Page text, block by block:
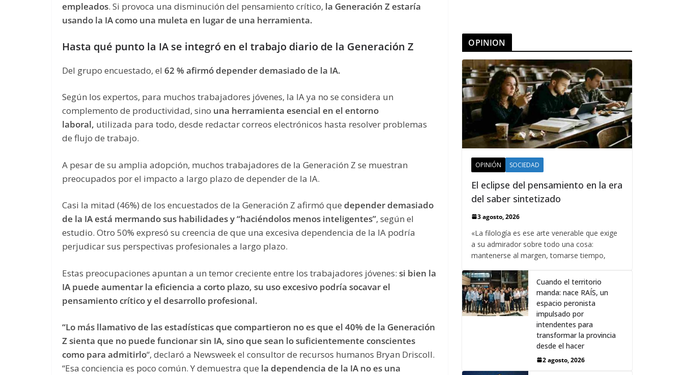
empleados. Si provoca una disminución del pensamiento crítico, la Generación Z estaría
usando la IA como una muleta en lugar de una herramienta.
Hasta qué punto la IA se integró en el trabajo diario de la Generación Z
Del grupo encuestado, el 62 % afirmó depender demasiado de la IA.
Según los expertos, para muchos trabajadores jóvenes, la IA ya no se considera un
complemento de productividad, sino una herramienta esencial en el entorno
laboral, utilizada para todo, desde redactar correos electrónicos hasta resolver problemas
de flujo de trabajo.
A pesar de su amplia adopción, muchos trabajadores de la Generación Z se muestran
preocupados por el impacto a largo plazo de depender de la IA.
Casi la mitad (46%) de los encuestados de la Generación Z afirmó que depender demasiado
de la IA está mermando sus habilidades y “haciéndolos menos inteligentes”, según el
estudio. Otro 50% expresó su creencia de que una excesiva dependencia de la IA podría
perjudicar sus perspectivas profesionales a largo plazo.
Estas preocupaciones apuntan a un temor creciente entre los trabajadores jóvenes: si bien la
IA puede aumentar la eficiencia a corto plazo, su uso excesivo podría socavar el
pensamiento crítico y el desarrollo profesional.
“Lo más llamativo de las estadísticas que compartieron no es que el 40% de la Generación
Z sienta que no puede funcionar sin IA, sino que sean lo suficientemente conscientes
como para admitirlo“, declaró a Newsweek el consultor de recursos humanos Bryan Driscoll.
“Esa conciencia es poco común. Y demuestra que la dependencia de la IA no es una
OPINION
OPINIÓN SOCIEDAD
El eclipse del pensamiento en la era
del saber sintetizado
3 agosto, 2026
«La filología es ese arte venerable que exige
a su admirador sobre todo una cosa:
mantenerse al margen, tomarse tiempo,
Cuando el territorio
manda: nace RAÍS, un
espacio peronista
impulsado por
intendentes para
transformar la provincia
desde el hacer
2 agosto, 2026